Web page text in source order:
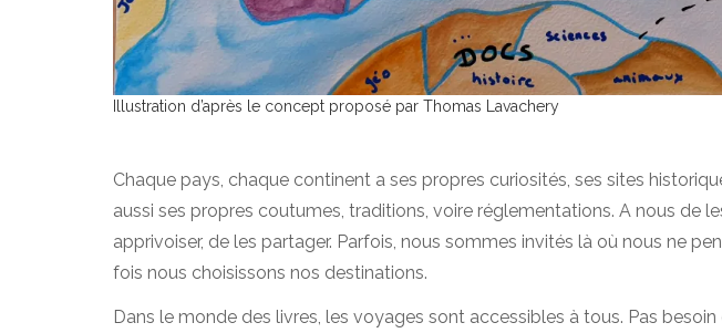
Illustration d’après le concept proposé par Thomas Lavachery
Chaque pays, chaque continent a ses propres curiosités, ses sites
aussi ses propres coutumes, traditions, voire réglementations. A nous de
apprivoiser, de les partager. Parfois, nous sommes invités là où nous ne
fois nous choisissons nos destinations.
Dans le monde des livres, les voyages sont accessibles à tous. Pas